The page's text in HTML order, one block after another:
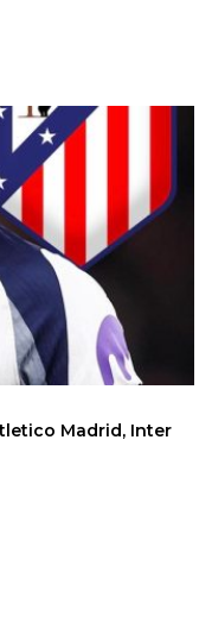
Madrid, Inter